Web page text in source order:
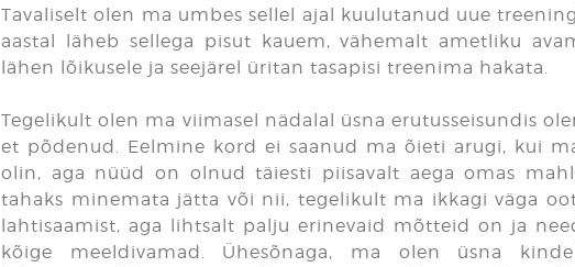
Tavaliselt olen ma umbes sellel ajal kuulutanud uue
aastal läheb sellega pisut kauem, vähemalt ametliku
lähen lõikusele ja seejärel üritan tasapisi treenima hakata.
Tegelikult olen ma viimasel nädalal üsna erutusseisundis
et põdenud. Eelmine kord ei saanud ma õieti arugi, kui
olin, aga nüüd on olnud täiesti piisavalt aega omas
tahaks minemata jätta või nii, tegelikult ma ikkagi väga
lahtisaamist, aga lihtsalt palju erinevaid mõtteid on ja
kõige meeldivamad. Ühesõnaga, ma olen üsna